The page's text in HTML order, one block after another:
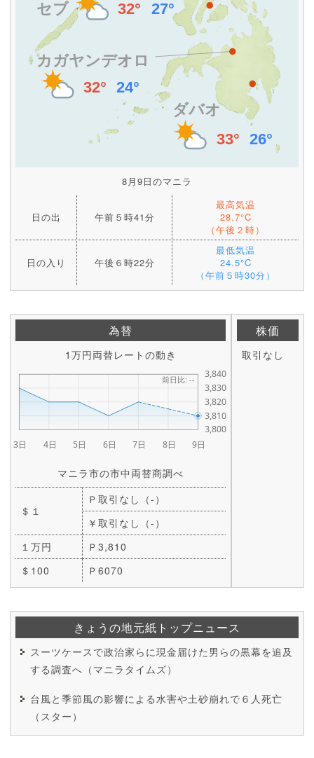
8月9日のマニラ
日の出 午前５時41分
最高気温
28.7°C
（午後２時）
日の入り 午後６時22分
最低気温
24.5°C
（午前５時30分）
為替
1万円両替レートの動き
マニラ市の市中両替商調べ
＄１
Ｐ取引なし（-）
￥取引なし（-）
１万円
Ｐ3,810
＄100
Ｐ6070
株価
取引なし
きょうの地元紙トップニュース
スーツケースで政治家らに現金届けた男らの黒幕を追及
する調査へ（マニラタイムズ）
台風と季節風の影響による水害や土砂崩れで６人死亡
（スター）